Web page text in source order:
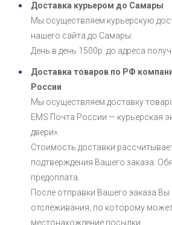
Доставка курьером до Самары
Мы осуществляем курьерскую
нашего сайта до Самары:
День в день 1500р. до адреса
Доставка товаров по РФ
России
Мы осуществляем доставку
EMS Почта России — курьерская
двери».
Стоимость доставки
подтверждения Вашего заказа.
предоплата.
После отправки Вашего заказа Вы
отслеживания, по которому
местонахождение посылки.